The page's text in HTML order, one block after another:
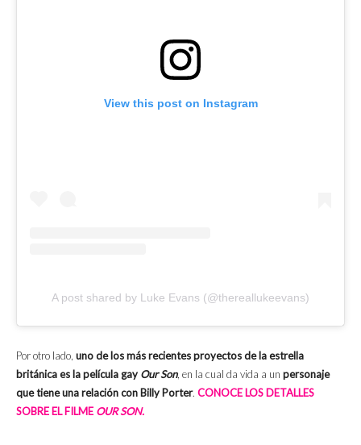
View this post on Instagram
A post shared by Luke Evans (@thereallukeevans)
Por otro lado, uno de los más recientes proyectos de la estrella
británica es la película gay Our Son, en la cual da vida a un personaje
que tiene una relación con Billy Porter. CONOCE LOS DETALLES
SOBRE EL FILME OUR SON.